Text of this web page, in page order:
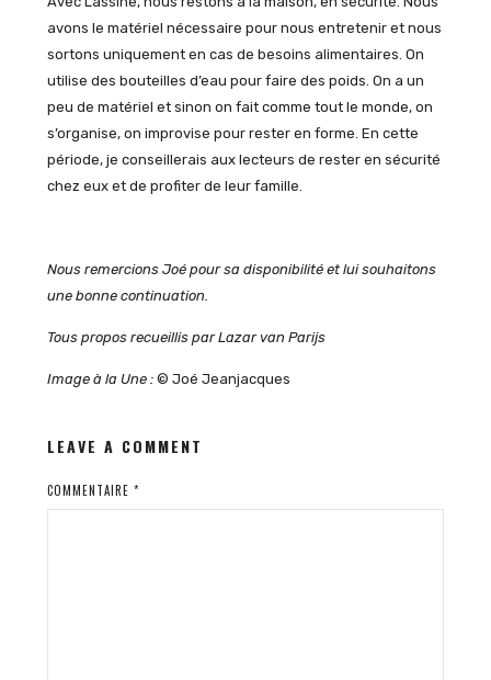
avons le matériel nécessaire pour nous entretenir et nous
sortons uniquement en cas de besoins alimentaires. On
utilise des bouteilles d’eau pour faire des poids. On a un
peu de matériel et sinon on fait comme tout le monde, on
s’organise, on improvise pour rester en forme. En cette
période, je conseillerais aux lecteurs de rester en sécurité
chez eux et de profiter de leur famille.
Nous remercions Joé pour sa disponibilité et lui souhaitons
une bonne continuation.
Tous propos recueillis par Lazar van Parijs
Image à la Une :© Joé Jeanjacques
LEAVE A COMMENT
COMMENTAIRE *